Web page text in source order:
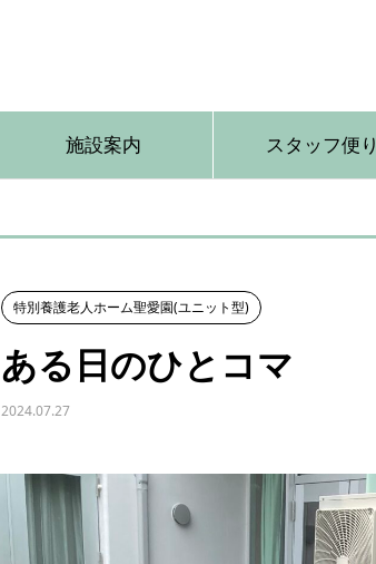
施設案内 スタッフ便り
特別養護老人ホーム聖愛園(ユニット型)
ある日のひとコマ
2024.07.27